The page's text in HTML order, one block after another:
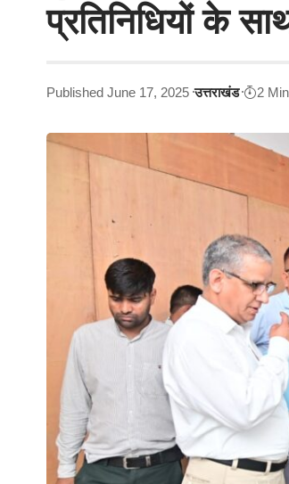
प्रतिनिधियों के
Published June 17, 2025 उत्तराखंड 2